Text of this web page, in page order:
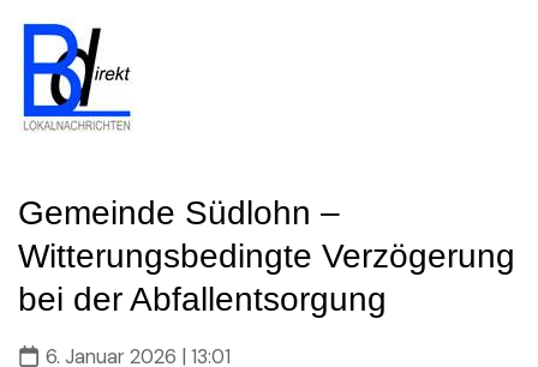
Skip
to
content
Gemeinde Südlohn –
Witterungsbedingte Verzögerung
bei der Abfallentsorgung
6. Januar 2026 | 13:01